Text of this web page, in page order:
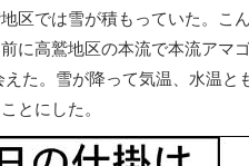
区では雪が積もっていた。こ
に高鷲地区の本流で本流アマ
た。雪が降って気温、水温と
とにした。